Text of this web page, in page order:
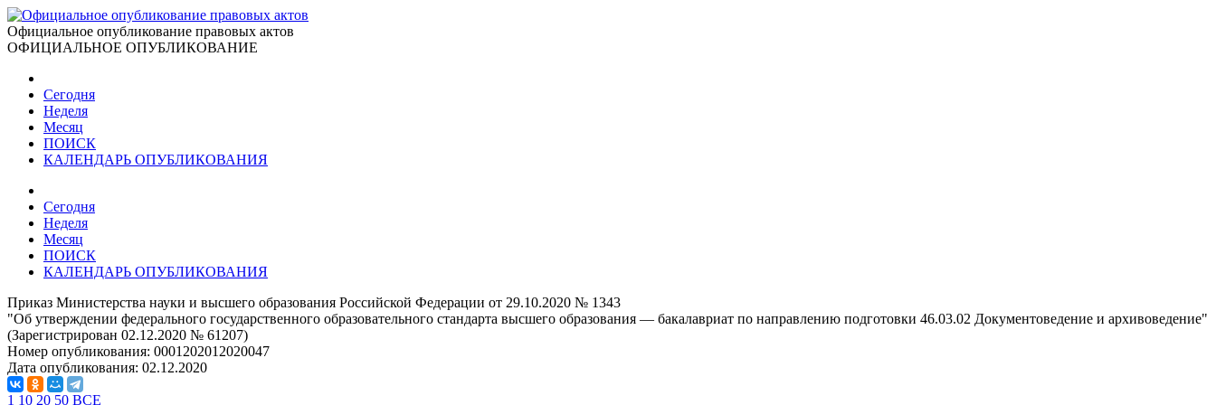
Официальное опубликование правовых актов
ОФИЦИАЛЬНОЕ ОПУБЛИКОВАНИЕ
Сегодня
Неделя
Месяц
ПОИСК
КАЛЕНДАРЬ ОПУБЛИКОВАНИЯ
Сегодня
Неделя
Месяц
ПОИСК
КАЛЕНДАРЬ ОПУБЛИКОВАНИЯ
Приказ Министерства науки и высшего образования Российской Федерации от 29.10.2020 № 1343
"Об утверждении федерального государственного образовательного стандарта высшего образования — бакалавриат по направлению подготовки 46.03.02 Документоведение и архивоведение"
(Зарегистрирован 02.12.2020 № 61207)
Номер опубликования: 0001202012020047
Дата опубликования: 02.12.2020
1 10 20 50 ВСЕ